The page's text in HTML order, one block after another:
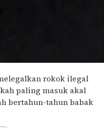
rokok ilegal
paling masuk akal
bertahun-tahun babak